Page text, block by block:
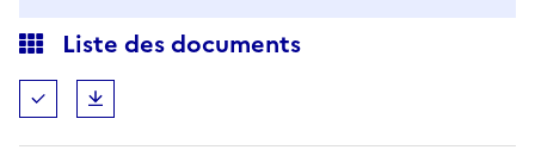
Liste des documents
Tout (dé)sélectionner